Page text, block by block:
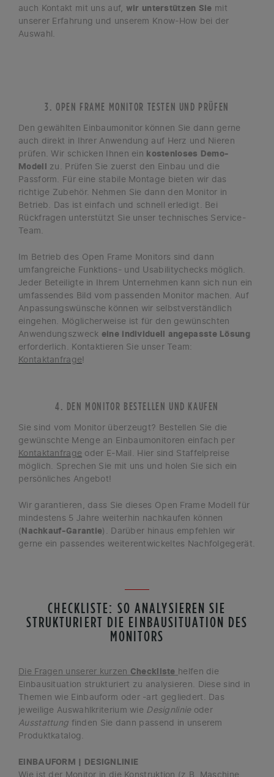
auch Kontakt mit uns auf, wir unterstützen Sie mit
unserer Erfahrung und unserem Know-How bei der
Auswahl.
3. OPEN FRAME MONITOR TESTEN UND PRÜFEN
Den gewählten Einbaumonitor können Sie dann gerne
auch direkt in Ihrer Anwendung auf Herz und Nieren
prüfen. Wir schicken Ihnen ein kostenloses Demo-
Modell zu. Prüfen Sie zuerst den Einbau und die
Passform. Für eine stabile Montage bieten wir das
richtige Zubehör. Nehmen Sie dann den Monitor in
Betrieb. Das ist einfach und schnell erledigt. Bei
Rückfragen unterstützt Sie unser technisches Service-
Team.
Im Betrieb des Open Frame Monitors sind dann
umfangreiche Funktions- und Usabilitychecks möglich.
Jeder Beteiligte in Ihrem Unternehmen kann sich nun ein
umfassendes Bild vom passenden Monitor machen. Auf
Anpassungswünsche können wir selbstverständlich
eingehen. Möglicherweise ist für den gewünschten
Anwendungszweck eine individuell angepasste Lösung
erforderlich. Kontaktieren Sie unser Team:
Kontaktanfrage!
4. DEN MONITOR BESTELLEN UND KAUFEN
Sie sind vom Monitor überzeugt? Bestellen Sie die
gewünschte Menge an Einbaumonitoren einfach per
Kontaktanfrage oder E-Mail. Hier sind Staffelpreise
möglich. Sprechen Sie mit uns und holen Sie sich ein
persönliches Angebot!
Wir garantieren, dass Sie dieses Open Frame Modell für
mindestens 5 Jahre weiterhin nachkaufen können
(Nachkauf-Garantie). Darüber hinaus empfehlen wir
gerne ein passendes weiterentwickeltes Nachfolgegerät.
CHECKLISTE: SO ANALYSIEREN SIE
STRUKTURIERT DIE EINBAUSITUATION DES
MONITORS
Die Fragen unserer kurzenCheckliste helfen die
Einbausituation strukturiert zu analysieren. Diese sind in
Themen wie Einbauform oder -art gegliedert. Das
jeweilige Auswahlkriterium wie Designlinie oder
Ausstattung finden Sie dann passend in unserem
Produktkatalog.
EINBAUFORM | DESIGNLINIE